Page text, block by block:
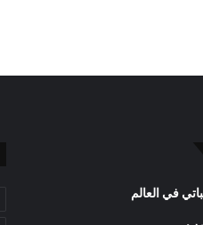
في العالم